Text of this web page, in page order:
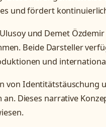
und fördert
und Demet
Beide Darsteller
und
von Identitätstäuschung
Dieses narrative